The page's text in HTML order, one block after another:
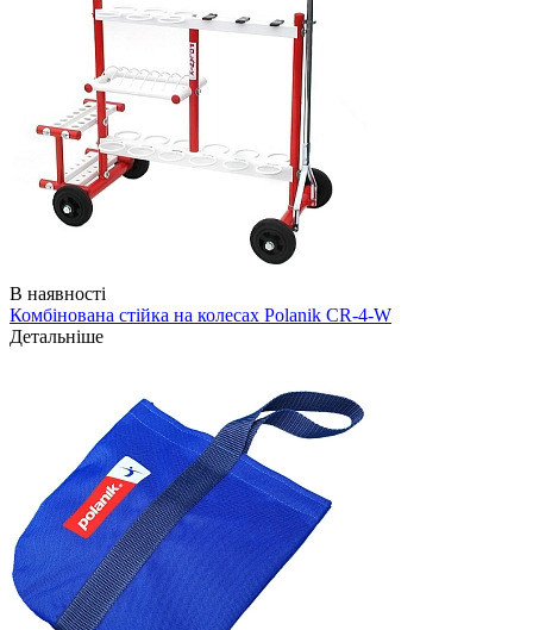
В наявності
Комбінована стійка на колесах Polanik CR-4-W
Детальніше